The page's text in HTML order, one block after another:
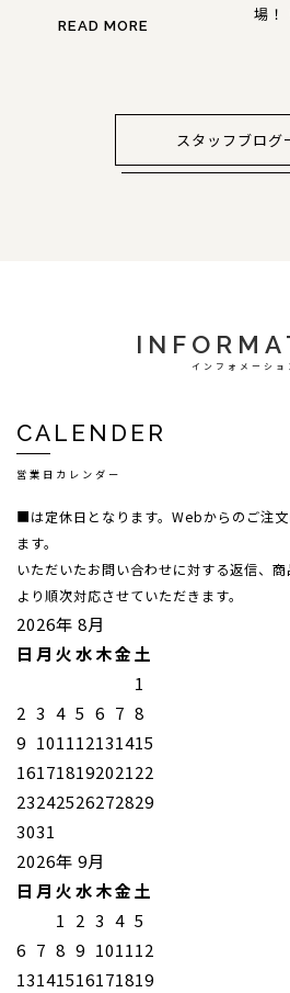
READ MORE
場
スタッフブログ
インフォメーショ
CALENDER
営業日カレンダー
■は定休日となります。Webからのご注
ます。
いただいたお問い合わせに対する返信、
より順次対応させていただきます。
2026年 8月
日 月 火水木金土
1
2 3 4 5 6 7 8
9 101112131415
16171819202122
23242526272829
3031
2026年 9月
日 月 火水木金土
1 2 3 4 5
6 7 8 9 101112
13141516171819